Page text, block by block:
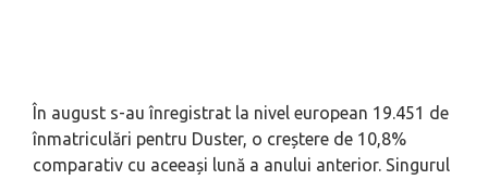
În august s-au înregistrat la nivel european 19.451 de
înmatriculări pentru Duster, o creștere de 10,8%
comparativ cu aceeași lună a anului anterior. Singurul